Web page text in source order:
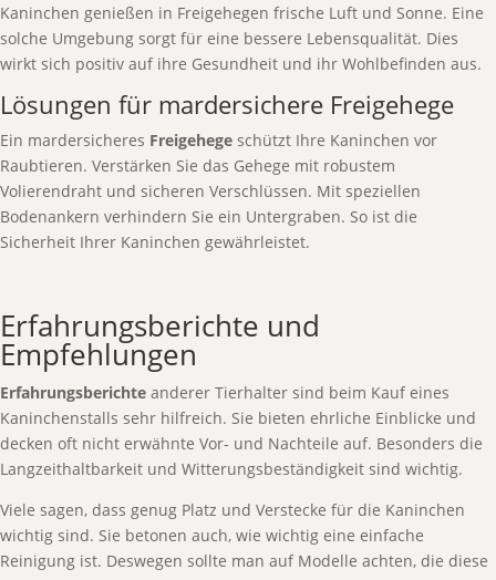
Kaninchen genießen in Freigehegen frische Luft und Sonne. Eine
solche Umgebung sorgt für eine bessere Lebensqualität. Dies
wirkt sich positiv auf ihre Gesundheit und ihr Wohlbefinden aus.
Lösungen für mardersichere Freigehege
Ein mardersicheres Freigehege schützt Ihre Kaninchen vor
Raubtieren. Verstärken Sie das Gehege mit robustem
Volierendraht und sicheren Verschlüssen. Mit speziellen
Bodenankern verhindern Sie ein Untergraben. So ist die
Sicherheit Ihrer Kaninchen gewährleistet.
Erfahrungsberichte und
Empfehlungen
Erfahrungsberichte anderer Tierhalter sind beim Kauf eines
Kaninchenstalls sehr hilfreich. Sie bieten ehrliche Einblicke und
decken oft nicht erwähnte Vor- und Nachteile auf. Besonders die
Langzeithaltbarkeit und Witterungsbeständigkeit sind wichtig.
Viele sagen, dass genug Platz und Verstecke für die Kaninchen
wichtig sind. Sie betonen auch, wie wichtig eine einfache
Reinigung ist. Deswegen sollte man auf Modelle achten, die diese